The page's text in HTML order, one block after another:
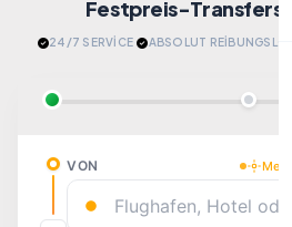
Festpreis-Transfers
24/7 SERVİCE · ABSOLUT REİBUNGSLOS